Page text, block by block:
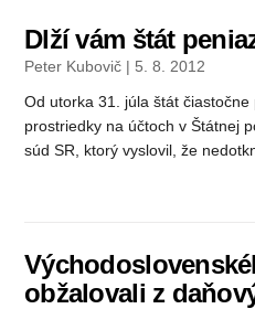
Dlží vám štát
Peter Kubovič | 5. 8. 2012
Od utorka 31. júla štát
prostriedky na účtoch v Štátnej
súd SR, ktorý vyslovil, že
obžalovali z